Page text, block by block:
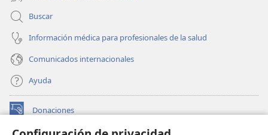
Buscar
Información médica para profesionales de la salud
Comunicados internacionales
Ayuda
Donaciones
(abre